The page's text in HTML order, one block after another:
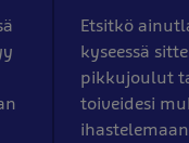
Etsitkö
kyseessä
pikkujoulut
toiveidesi